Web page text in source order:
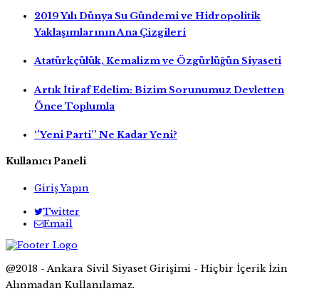
2019 Yılı Dünya Su Gündemi ve Hidropolitik
Yaklaşımlarının Ana Çizgileri
Atatürkçülük, Kemalizm ve Özgürlüğün Siyaseti
Artık İtiraf Edelim: Bizim Sorunumuz Devletten
Önce Toplumla
‘’Yeni Parti’’ Ne Kadar Yeni?
Kullanıcı Paneli
Giriş Yapın
Twitter
Email
@2018 - Ankara Sivil Siyaset Girişimi - Hiçbir İçerik İzin
Alınmadan Kullanılamaz.